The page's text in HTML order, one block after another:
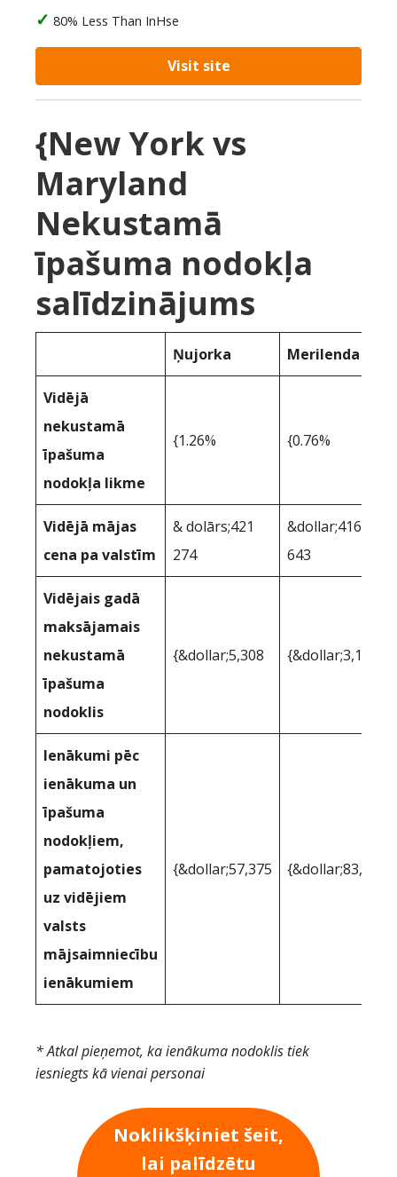
80% Less Than InHse
Visit site
{New York vs
Maryland
Nekustamā
īpašuma nodokļa
salīdzinājums
Ņujorka Merilenda
Vidējā
nekustamā
īpašuma
nodokļa likme
{1.26% {0.76%
Vidējā mājas
cena pa valstīm
& dolārs;421
274
&dollar;416
643
Vidējais gadā
maksājamais
nekustamā
īpašuma
nodoklis
{&dollar;5,308 {&dollar;3,166
Ienākumi pēc
ienākuma un
īpašuma
nodokļiem,
pamatojoties
uz vidējiem
valsts
mājsaimniecību
ienākumiem
{&dollar;57,375 {&dollar;83,509
* Atkal pieņemot, ka ienākuma nodoklis tiek
iesniegts kā vienai personai
Noklikšķiniet šeit,
lai palīdzētu